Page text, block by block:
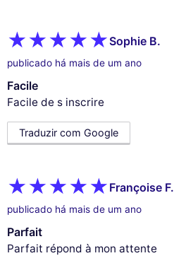
Sophie B.
publicado há mais de um ano
Facile
Facile de s inscrire
Traduzir com Google
Françoise F.
publicado há mais de um ano
Parfait
Parfait répond à mon attente